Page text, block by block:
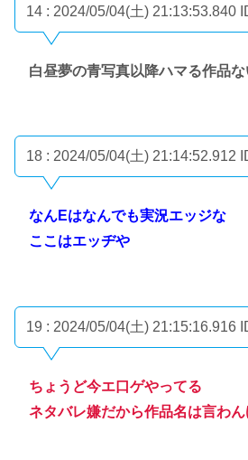
14 : 2024/05/04(土) 21:13:53.840
白昼夢の青写真以降ハマる作品
18 : 2024/05/04(土) 21:14:52.912
なんEはなんでも実況エッジな
ここはエッヂや
19 : 2024/05/04(土) 21:15:16.916
ちょうど今エ口ゲやってる
ネタバレ嫌だから作品名は言わ